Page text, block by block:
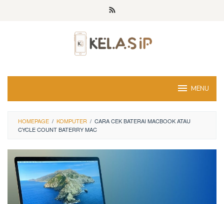
MENU
HOMEPAGE / KOMPUTER / CARA CEK BATERAI MACBOOK ATAU
CYCLE COUNT BATERRY MAC